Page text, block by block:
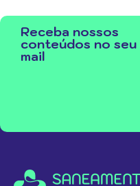
Receba nossos
conteúdos no
mail